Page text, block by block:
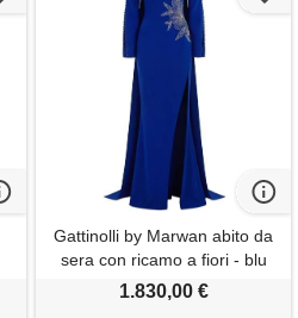
Gattinolli by Marwan abito da
sera con ricamo a fiori - blu
1.830,00 €